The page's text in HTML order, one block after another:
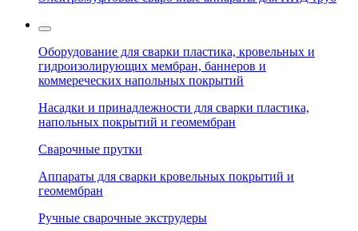
Оборудование для сварки пластика, кровельных и
гидроизолирующих мембран, баннеров и
коммереческих напольных покрытий
Насадки и принадлежности для сварки пластика,
напольных покрытий и геомембран
Сварочные прутки
Аппараты для сварки кровельных покрытий и
геомембран
Ручные сварочные экструдеры